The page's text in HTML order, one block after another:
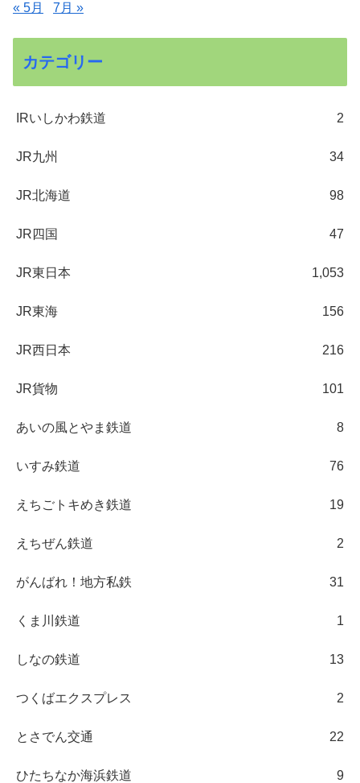
« 5月 7月 »
カテゴリー
IRいしかわ鉄道 2
JR九州 34
JR北海道 98
JR四国 47
JR東日本 1,053
JR東海 156
JR西日本 216
JR貨物 101
あいの風とやま鉄道 8
いすみ鉄道 76
えちごトキめき鉄道 19
えちぜん鉄道 2
がんばれ！地方私鉄 31
くま川鉄道 1
しなの鉄道 13
つくばエクスプレス 2
とさでん交通 22
ひたちなか海浜鉄道 9